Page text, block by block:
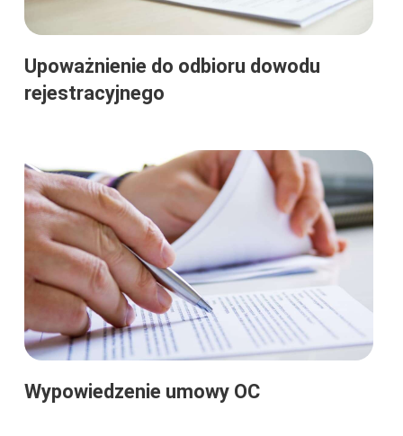
Upoważnienie do odbioru dowodu
rejestracyjnego
Wypowiedzenie umowy OC